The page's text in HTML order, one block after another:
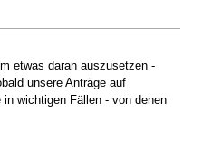
etwas daran auszusetzen -
unsere Anträge auf
wichtigen Fällen - von denen